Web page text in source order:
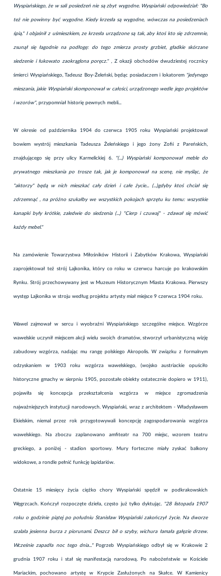
Wyspiańskiego, że w sali posiedzeń nie są zbyt wygodne. Wyspiański odpowiedział: "Bo
też nie powinny być wygodne. Kiedy krzesła są wygodne, wówczas na posiedzeniach
śpią." I objaśnił z uśmieszkiem, ze krzesła urządzone są tak, aby ktoś kto się zdrzemnie,
zsunął się łagodnie na podłogę: do tego zmierza prosty grzbiet, gładkie skórzane
siedzenie i łukowato zaokrąglona poręcz." , Z okazji obchodów dwudziestej rocznicy
śmierci Wyspiańskiego, Tadeusz Boy-Żeleński, będąc posiadaczem i lokatorem "jedynego
mieszania, jakie Wyspiański skomponował w całości, urządzonego wedle jego projektów
i wzorów", przypomniał historię pewnych mebli...
W okresie od października 1904 do czerwca 1905 roku Wyspiański projektował
bowiem wystrój mieszkania Tadeusza Żeleńskiego i jego żony Zofii z Pareńskich,
znajdującego się przy ulicy Karmelickiej 6. "(...) Wyspiański komponował meble do
prywatnego mieszkania po trosze tak, jak je komponował na scenę, nie myśląc, że
"aktorzy" będą w nich mieszkać cały dzień i całe życie... (...)gdyby ktoś chciał się
zdrzemnąć , na próżno szukałby we wszystkich pokojach sprzętu ku temu: wszystkie
kanapki były krótkie, zaledwie do siedzenia (...) "Cierp i czuwaj" - zdawał się mówić
każdy mebel."
Na zamówienie Towarzystwa Miłośników Historii i Zabytków Krakowa, Wyspiański
zaprojektował też strój Lajkonika, który co roku w czerwcu harcuje po krakowskim
Rynku. Strój przechowywany jest w Muzeum Historycznym Miasta Krakowa. Pierwszy
występ Lajkonika w stroju według projektu artysty miał miejsce 9 czerwca 1904 roku.
Wawel zajmował w sercu i wyobraźni Wyspiańskiego szczególne miejsce. Wzgórze
wawelskie uczynił miejscem akcji wielu swoich dramatów, stworzył urbanistyczną wizję
zabudowy wzgórza, nadając mu rangę polskiego Akropolis. W związku z formalnym
odzyskaniem w 1903 roku wzgórza wawelskiego, (wojsko austriackie opuściło
historyczne gmachy w sierpniu 1905, pozostałe obiekty ostatecznie dopiero w 1911),
pojawiła się koncepcja przekształcenia wzgórza w miejsce zgromadzenia
najważniejszych instytucji narodowych. Wyspiański, wraz z architektem - Władysławem
Ekielskim, niemal przez rok przygotowywali koncepcję zagospodarowania wzgórza
wawelskiego. Na zboczu zaplanowano amfiteatr na 700 miejsc, wzorem teatru
greckiego, a poniżej - stadion sportowy. Mury forteczne miały zyskać balkony
widokowe, a rondle pełnić funkcję lapidariów.
Ostatnie 15 miesięcy życia ciężko chory Wyspiański spędził w podkrakowskich
Węgrzcach. Kończył rozpoczęte dzieła, często już tylko dyktując. "28 listopada 1907
roku o godzinie piątej po południu Stanisław Wyspiański zakończył życie. Na dworze
szalała jesienna burza z piorunami. Deszcz bił o szyby, wichura łamała gałęzie drzew.
Wcześnie zapadła noc tego dnia..."Pogrzeb Wyspiańskiego odbył się w Krakowie 2
grudnia 1907 roku i stał się manifestacją narodową. Po nabożeństwie w Kościele
Mariackim, pochowano artystę w Krypcie Zasłużonych na Skałce. W Kamienicy